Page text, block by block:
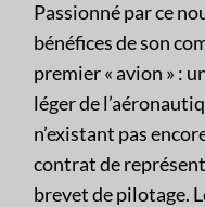
Passionné par ce
bénéfices de son
premier « avion » :
léger de
n’existant pas
contrat de
brevet de pilotage.